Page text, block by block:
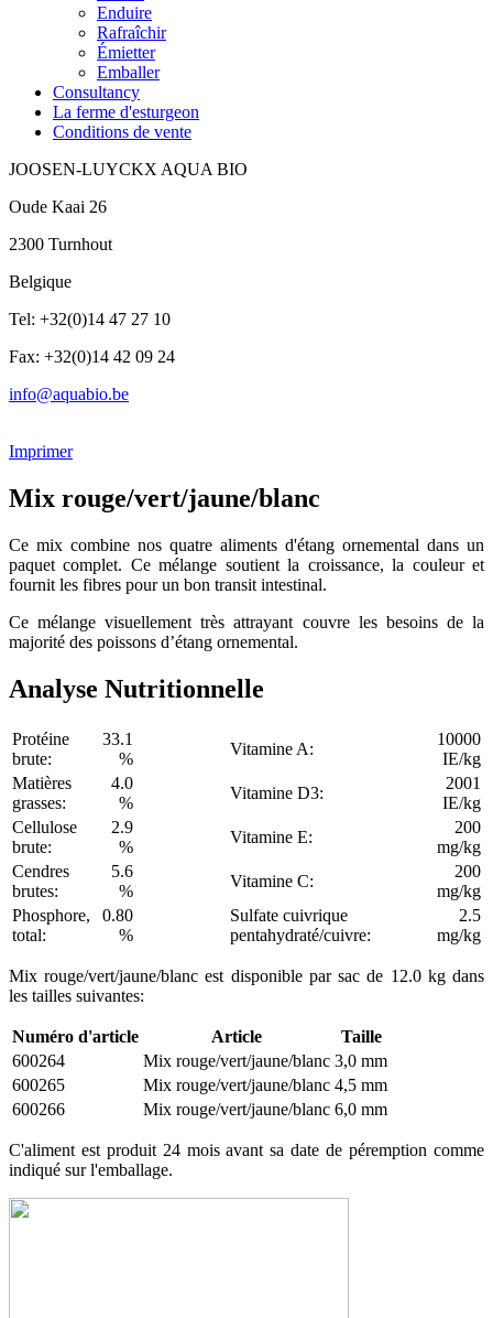
Enduire
Rafraîchir
Émietter
Emballer
Consultancy
La ferme d'esturgeon
Conditions de vente
JOOSEN-LUYCKX AQUA BIO
Oude Kaai 26
2300 Turnhout
Belgique
Tel: +32(0)14 47 27 10
Fax: +32(0)14 42 09 24
info@aquabio.be
Imprimer
Mix rouge/vert/jaune/blanc
Ce mix combine nos quatre aliments d'étang ornemental dans un
paquet complet. Ce mélange soutient la croissance, la couleur et
fournit les fibres pour un bon transit intestinal.
Ce mélange visuellement très attrayant couvre les besoins de la
majorité des poissons d’étang ornemental.
Analyse Nutritionnelle
Protéine
brute:
33.1
%
Vitamine A:
10000
IE/kg
Matières
grasses:
4.0
%
Vitamine D3:
2001
IE/kg
Cellulose
brute:
2.9
%
Vitamine E:
200
mg/kg
Cendres
brutes:
5.6
%
Vitamine C:
200
mg/kg
Phosphore,
total:
0.80
%
Sulfate cuivrique
pentahydraté/cuivre:
2.5
mg/kg
Mix rouge/vert/jaune/blanc est disponible par sac de 12.0 kg dans
les tailles suivantes:
Numéro d'article Article
Taille
600264
Mix rouge/vert/jaune/blanc 3,0 mm
600265
Mix rouge/vert/jaune/blanc 4,5 mm
600266
Mix rouge/vert/jaune/blanc 6,0 mm
C'aliment est produit 24 mois avant sa date de péremption comme
indiqué sur l'emballage.